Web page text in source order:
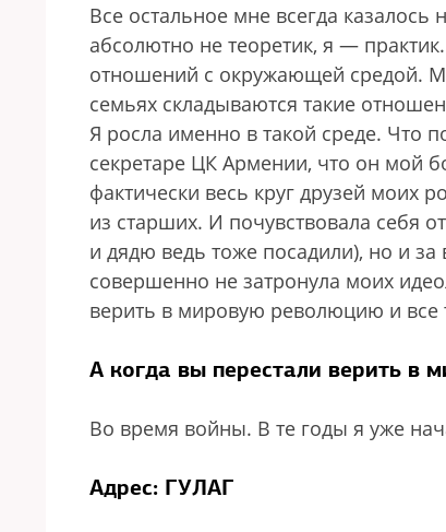
Все остальное мне всегда
абсолютно не теоретик, я —
отношений с окружающей средой.
семьях складываются такие
Я росла именно в такой среде. Что
секретаре ЦК Армении, что он мой
фактически весь круг друзей моих
из старших. И почувствовала себя
и дядю ведь тоже посадили), но и
совершенно не затронула моих
верить в мировую революцию и все
А когда вы перестали верить в
Во время войны. В те годы я уже
Адрес: ГУЛАГ